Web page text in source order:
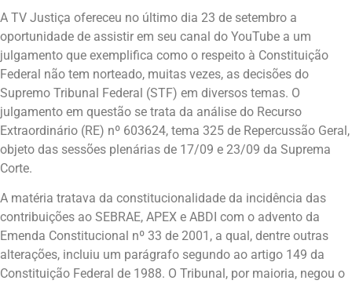
A TV Justiça ofereceu no último dia 23 de setembro a
oportunidade de assistir em seu canal do YouTube a um
julgamento que exemplifica como o respeito à Constituição
Federal não tem norteado, muitas vezes, as decisões do
Supremo Tribunal Federal (STF) em diversos temas. O
julgamento em questão se trata da análise do Recurso
Extraordinário (RE) nº 603624, tema 325 de Repercussão Geral,
objeto das sessões plenárias de 17/09 e 23/09 da Suprema
Corte.
A matéria tratava da constitucionalidade da incidência das
contribuições ao SEBRAE, APEX e ABDI com o advento da
Emenda Constitucional nº 33 de 2001, a qual, dentre outras
alterações, incluiu um parágrafo segundo ao artigo 149 da
Constituição Federal de 1988. O Tribunal, por maioria, negou o